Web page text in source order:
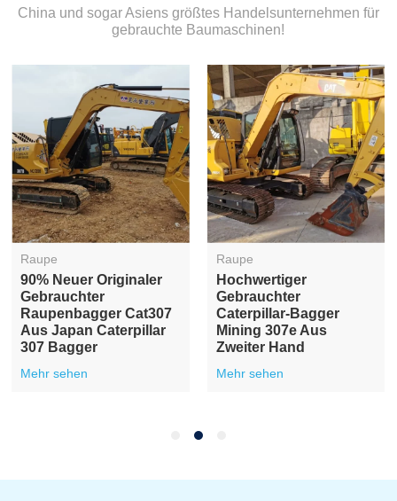
China und sogar Asiens größtes Handelsunternehmen für
gebrauchte Baumaschinen!
Raupe
Gebrauchte Caterpillar
Cat315 15Tonnen
Raupenbagger Aus
Zweiter Hand In Japan
Mehr sehen
Raupe
20 Tonnen Gebrauchter
Cat-Bagger Cat320
Caterpillar Digger
Gebrauchte
Baumaschinen
Mehr sehen